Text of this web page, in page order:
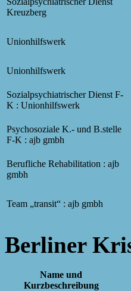
Kreuzberg
Unionhilfswerk
Unionhilfswerk
Sozialpsychiatrischer Dienst F-
K : Unionhilfswerk
Psychosoziale K.- und B.stelle
F-K : ajb gmbh
Berufliche Rehabilitation : ajb
gmbh
Team „transit“ : ajb gmbh
Berliner
Name und
Kurzbeschreibung